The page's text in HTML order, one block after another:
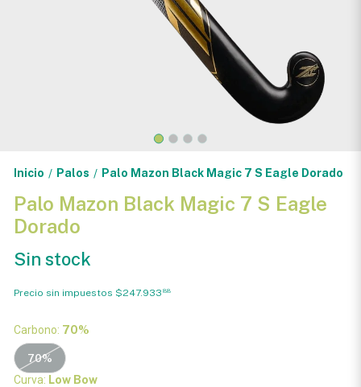
Inicio / Palos / Palo Mazon Black Magic 7 S Eagle Dorado
Palo Mazon Black Magic 7 S Eagle
Dorado
Sin stock
Precio sin impuestos $247.933 88
Carbono: 70%
70%
Curva: Low Bow